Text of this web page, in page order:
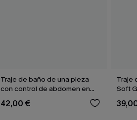
Traje de baño de una pieza
con control de abdomen en
terreno neutral
42,00 €
Traje
Soft